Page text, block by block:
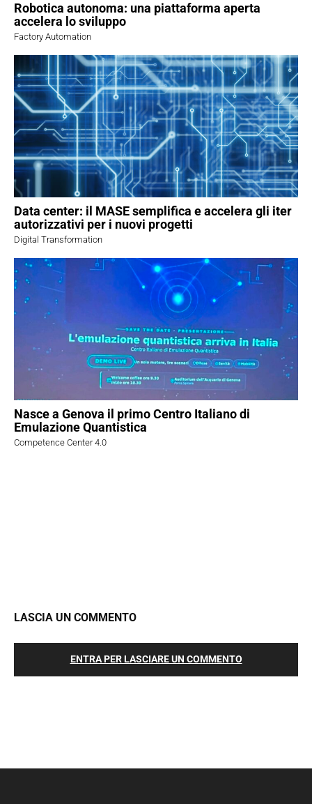
Robotica autonoma: una piattaforma aperta
accelera lo sviluppo
Factory Automation
Data center: il MASE semplifica e accelera gli iter
autorizzativi per i nuovi progetti
Digital Transformation
Nasce a Genova il primo Centro Italiano di
Emulazione Quantistica
Competence Center 4.0
LASCIA UN COMMENTO
ENTRA PER LASCIARE UN COMMENTO